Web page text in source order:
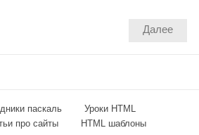
Далее
паскаль
Уроки HTML
про сайты
HTML шаблоны